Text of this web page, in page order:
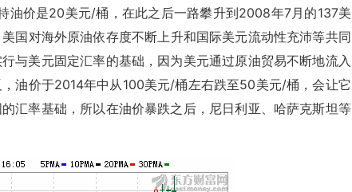
油价是20美元/桶，在此之后一路攀升到2008年7月的137美
国对海外原油依存度不断上升和国际美元流动性充沛等共同
与美元固定汇率的基础，因为美元通过原油贸易不断地流入
油价于2014年中从100美元/桶左右跌至50美元/桶，会让它
汇率基础，所以在油价暴跌之后，尼日利亚、哈萨克斯坦等